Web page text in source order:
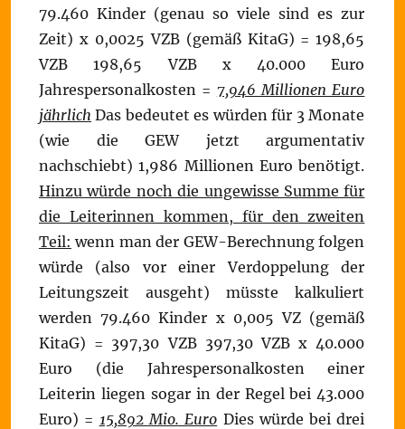
79.460 Kinder (genau so viele sind es zur
Zeit) x 0,0025 VZB (gemäß KitaG) = 198,65
VZB 198,65 VZB x 40.000 Euro
Jahrespersonalkosten = 7,946 Millionen Euro
jährlich Das bedeutet es würden für 3 Monate
(wie die GEW jetzt argumentativ
nachschiebt) 1,986 Millionen Euro benötigt.
Hinzu würde noch die ungewisse Summe für
die Leiterinnen kommen, für den zweiten
Teil: wenn man der GEW-Berechnung folgen
würde (also vor einer Verdoppelung der
Leitungszeit ausgeht) müsste kalkuliert
werden 79.460 Kinder x 0,005 VZ (gemäß
KitaG) = 397,30 VZB 397,30 VZB x 40.000
Euro (die Jahrespersonalkosten einer
Leiterin liegen sogar in der Regel bei 43.000
Euro) = 15,892 Mio. Euro Dies würde bei drei